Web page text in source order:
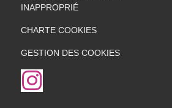
INAPPROPRIÉ
CHARTE COOKIES
GESTION DES COOKIES